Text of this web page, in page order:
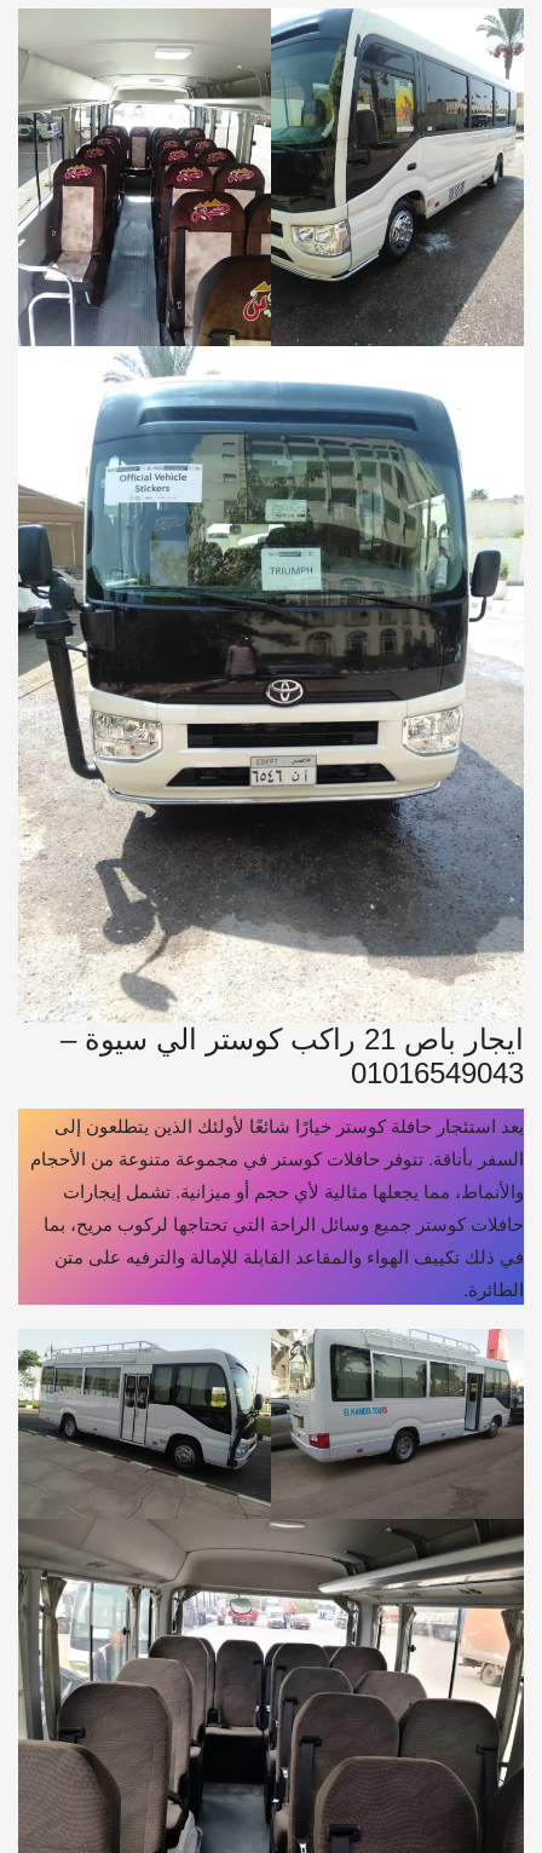
ايجار باص 21 راكب كوستر الي سيوة –
01016549043
يعد استئجار حافلة كوستر خيارًا شائعًا لأولئك الذين يتطلعون إلى
السفر بأناقة. تتوفر حافلات كوستر في مجموعة متنوعة من الأحجام
والأنماط، مما يجعلها مثالية لأي حجم أو ميزانية. تشمل إيجارات
حافلات كوستر جميع وسائل الراحة التي تحتاجها لركوب مريح، بما
في ذلك تكييف الهواء والمقاعد القابلة للإمالة والترفيه على متن
الطائرة.